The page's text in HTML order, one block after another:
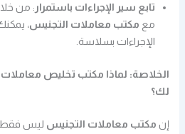
تابع سير الإجراءات باستمرار : من
مع مكتب معاملات التجنيس،
الإجراءات بسلاسة.
الخلاصة: لماذا مكتب تخليص معاملات
لك؟
إن مكتب معاملات التجنيس ليس فقط